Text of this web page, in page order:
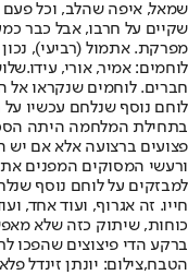
שמאל, איפה שהלב, וכל פעם
שקיים על חרבו, אבל כבר
מפרקת. אתמול (רביעי),
לוחמים: אמיר, אורי, עידו.
חברים. לוחמים שנקראו אל
לוחם נוסף שנלחם עכשיו
בתחילת המלחמה היתה
פצועים ברצועה אלא אם
ורעשי המסוקים המפנים
למבזקים על לוחם נוסף
חייו. זה אגרוף, ועוד
כוחות, שיתוק כזה שלא
ברקע הדי פיצוצים שהפכו
הטבח,צילום: יונתן זינדל פלאש